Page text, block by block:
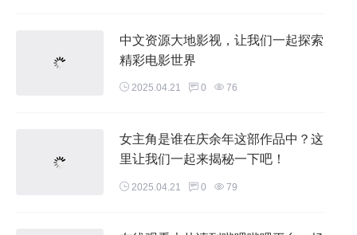
中文资源大地影视，让我们一起探索
精彩电影世界
2025.04.21 0 76
女主角是谁在庆余年这部作品中？这
里让我们一起来揭秘一下吧！
2025.04.21 0 79